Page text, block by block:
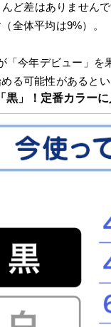
ど差はありません
全体平均は9%）。
「今年デビュー」
る可能性があると
黒」！定番カラー